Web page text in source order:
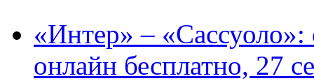
«Интер» –
онлайн бесплатно, 27